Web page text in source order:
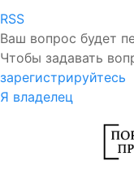
RSS
Ваш вопрос будет
Чтобы задавать
зарегистрируйтесь
Я владелец